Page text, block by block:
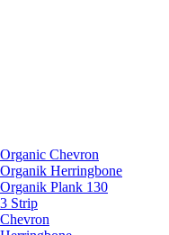
Chevron
Herringbone
Plank 130
Strip